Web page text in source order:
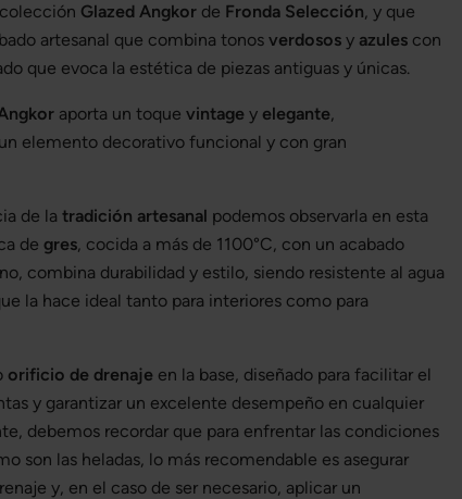
Glazed Angkor de Fronda Selección, y que
artesanal que combina tonos verdosos y azules con
que evoca la estética de piezas antiguas y únicas.
aporta un toque vintage y elegante,
elemento decorativo funcional y con gran
de la tradición artesanal podemos observarla en esta
de gres, cocida a más de 1100°C, con un acabado
combina durabilidad y estilo, siendo resistente al agua
la hace ideal tanto para interiores como para
orificio de drenaje en la base, diseñado para facilitar el
y garantizar un excelente desempeño en cualquier
debemos recordar que para enfrentar las condiciones
son las heladas, lo más recomendable es asegurar
y, en el caso de ser necesario, aplicar un